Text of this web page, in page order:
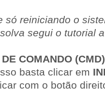
só reiniciando o
segui o tutorial
COMANDO (CMD)
basta clicar em
com o botão